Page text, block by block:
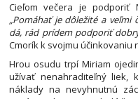
Cieľom večera je podporiť
„Pomáhať je dôležité a veľmi
dá, rád prídem podporiť
Cmorík k svojmu účinkovaniu
Hrou osudu trpí Miriam
užívať nenahraditeľný liek,
náklady na nevyhnutnú